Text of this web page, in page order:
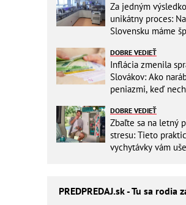
Za jedným
unikátny proces: Na
Slovensku máme
DOBRE VEDIEŤ
Inflácia zmenila
Slovákov: Ako
peniazmi, keď
DOBRE VEDIEŤ
Zbaľte sa na letný
stresu: Tieto
vychytávky vám
PREDPREDAJ.sk - Tu sa rodia